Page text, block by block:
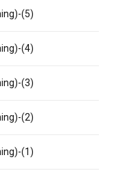
(5)
(4)
(3)
(2)
(1)